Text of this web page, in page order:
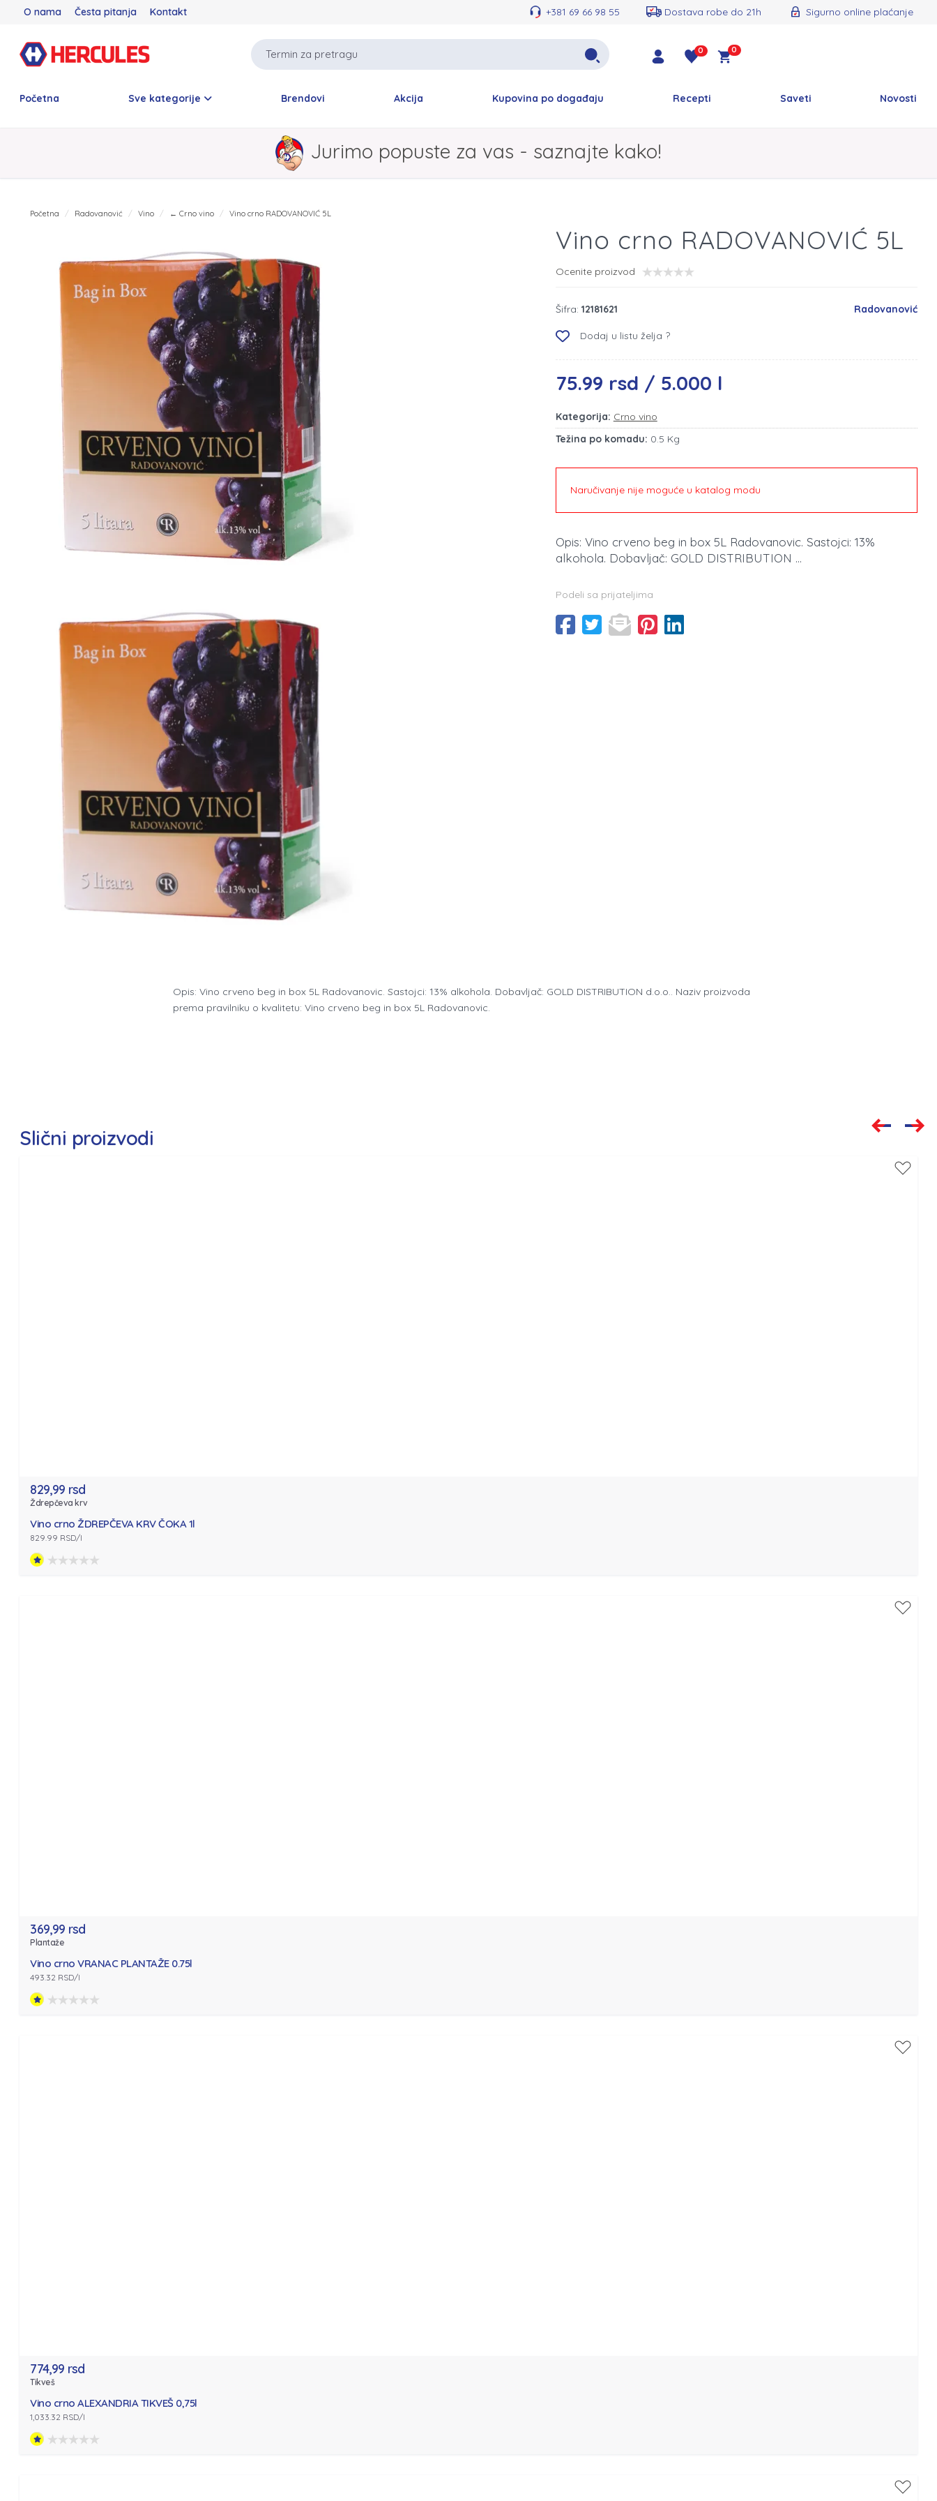
O nama Česta pitanja Kontakt +381 69 66 98 55 Dostava robe do 21h Sigurno online plaćanje
0 0
Početna Sve kategorije Brendovi Akcija Kupovina po događaju Recepti Saveti Novosti
Jurimo popuste za vas - saznajte kako!
Početna Radovanović Vino ← Crno vino Vino crno RADOVANOVIĆ 5L
Vino crno RADOVANOVIĆ 5L
Ocenite proizvod
Šifra: 12181621
Dodaj u listu želja ?
Radovanović
75.99 rsd / 5.000 l
Kategorija: Crno vino
Težina po komadu: 0.5 Kg
Naručivanje nije moguće u katalog modu
Opis: Vino crveno beg in box 5L Radovanovic. Sastojci: 13%
alkohola. Dobavljač: GOLD DISTRIBUTION ...
Podeli sa prijateljima
Opis: Vino crveno beg in box 5L Radovanovic. Sastojci: 13% alkohola. Dobavljač: GOLD DISTRIBUTION d.o.o.. Naziv proizvoda
prema pravilniku o kvalitetu: Vino crveno beg in box 5L Radovanovic.
Slični proizvodi
829,99 rsd
Ždrepčeva krv
Vino crno ŽDREPČEVA KRV ČOKA 1l
829.99 RSD/l
369,99 rsd
Plantaže
Vino crno VRANAC PLANTAŽE 0.75l
493.32 RSD/l
774,99 rsd
Tikveš
Vino crno ALEXANDRIA TIKVEŠ 0,75l
1,033.32 RSD/l